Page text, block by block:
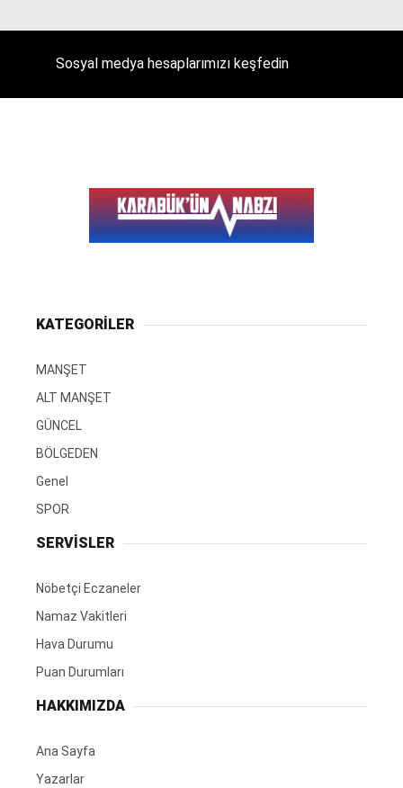
Sosyal medya hesaplarımızı keşfedin
KATEGORİLER
MANŞET
ALT MANŞET
GÜNCEL
BÖLGEDEN
Genel
SPOR
SERVİSLER
Nöbetçi Eczaneler
Namaz Vakitleri
Hava Durumu
Puan Durumları
HAKKIMIZDA
Ana Sayfa
Yazarlar